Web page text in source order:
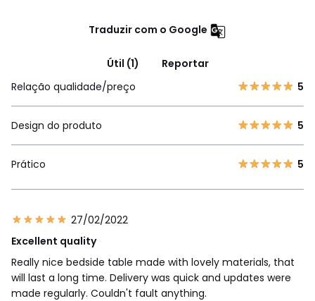
Traduzir com o Google
Útil (1)
Reportar
Relação qualidade/preço
5
Design do produto 5
Prático 5
27/02/2022
Excellent quality
Really nice bedside table made with lovely materials, that
will last a long time. Delivery was quick and updates were
made regularly. Couldn't fault anything.